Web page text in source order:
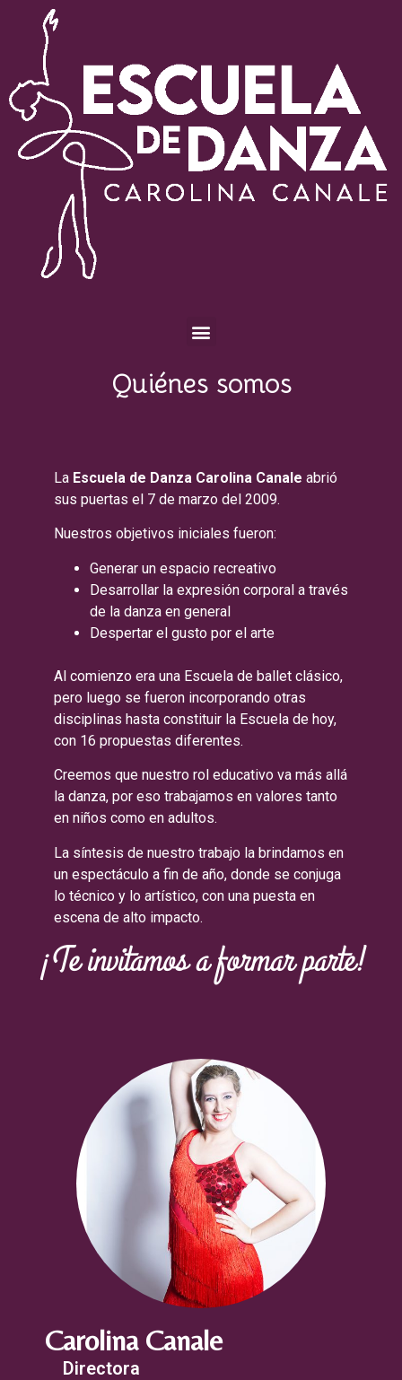
Quiénes somos
La Escuela de Danza Carolina Canale abrió
sus puertas el 7 de marzo del 2009.
Nuestros objetivos iniciales fueron:
Generar un espacio recreativo
Desarrollar la expresión corporal a través
de la danza en general
Despertar el gusto por el arte
Al comienzo era una Escuela de ballet clásico,
pero luego se fueron incorporando otras
disciplinas hasta constituir la Escuela de hoy,
con 16 propuestas diferentes.
Creemos que nuestro rol educativo va más allá
la danza, por eso trabajamos en valores tanto
en niños como en adultos.
La síntesis de nuestro trabajo la brindamos en
un espectáculo a fin de año, donde se conjuga
lo técnico y lo artístico, con una puesta en
escena de alto impacto.
¡Te invitamos a formar parte!
Carolina Canale
Directora